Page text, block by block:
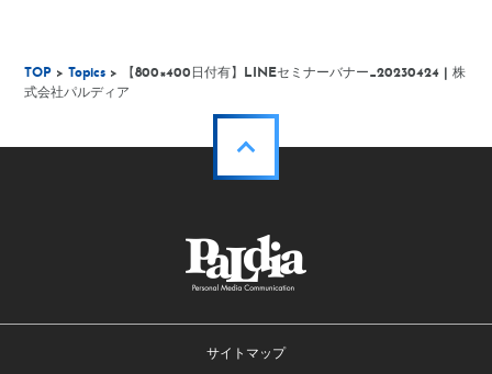
TOP >Topics > 【800×400日付有】LINEセミナーバナー_20230424 | 株
式会社パルディア
サイトマップ